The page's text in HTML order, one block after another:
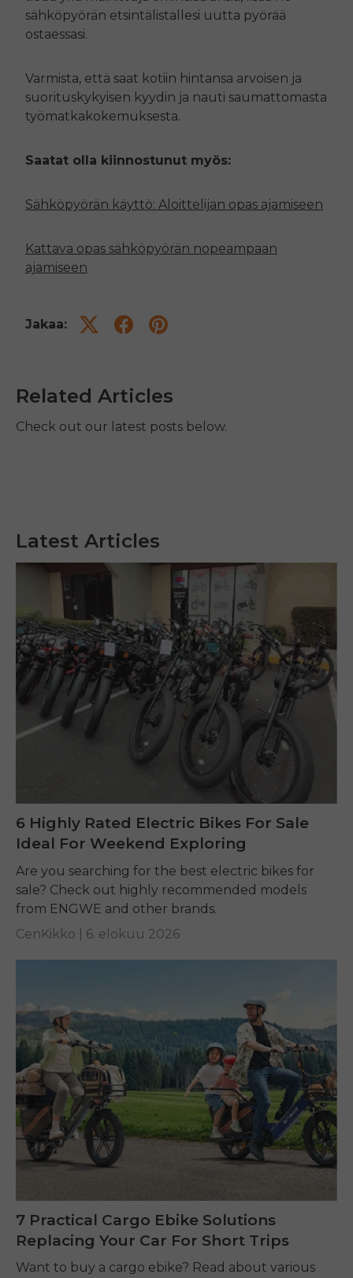
sähköpyörän etsintälistallesi uutta pyörää
ostaessasi.
Varmista, että saat kotiin hintansa arvoisen ja
suorituskykyisen kyydin ja nauti saumattomasta
työmatkakokemuksesta.
Saatat olla kiinnostunut myös:
Sähköpyörän käyttö: Aloittelijan opas ajamiseen
Kattava opas sähköpyörän nopeampaan
ajamiseen
Jakaa:
Latest Articles
6 Highly Rated Electric Bikes For Sale
Ideal For Weekend Exploring
Are you searching for the best electric bikes for
sale? Check out highly recommended models
from ENGWE and other brands.
CenKikko | 6. elokuu 2026
7 Practical Cargo Ebike Solutions
Replacing Your Car For Short Trips
Want to buy a cargo ebike? Read about various
Related Articles
Check out our latest posts below.